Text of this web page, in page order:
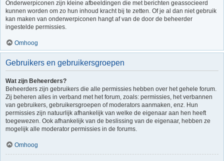
Onderwerpiconen zijn kleine afbeeldingen die met berichten geassocieerd
kunnen worden om zo hun inhoud kracht bij te zetten. Of je al dan niet gebruik
kan maken van onderwerpiconen hangt af van de door de beheerder
ingestelde permissies.
Omhoog
Gebruikers en gebruikersgroepen
Wat zijn Beheerders?
Beheerders zijn gebruikers die alle permissies hebben over het gehele forum.
Zij beheren alles in verband met het forum, zoals: permissies, het verbannen
van gebruikers, gebruikersgroepen of moderators aanmaken, enz. Hun
permissies zijn natuurlijk afhankelijk van welke de eigenaar aan hen heeft
toegewezen. Ook afhankelijk van de beslissing van de eigenaar, hebben ze
mogelijk alle moderator permissies in de forums.
Omhoog